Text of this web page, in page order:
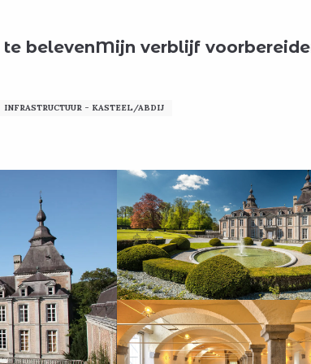
te belevenMijn verblijf
INFRASTRUCTUUR - KASTEEL/ABDIJ